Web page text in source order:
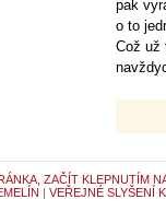
pak
o to
Což už
ZAČÍT KLEPNUTÍM
| VEŘEJNÉ SLYŠENÍ